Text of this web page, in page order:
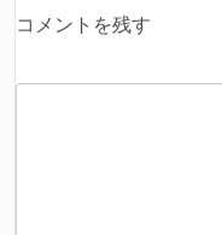
コメントを残す